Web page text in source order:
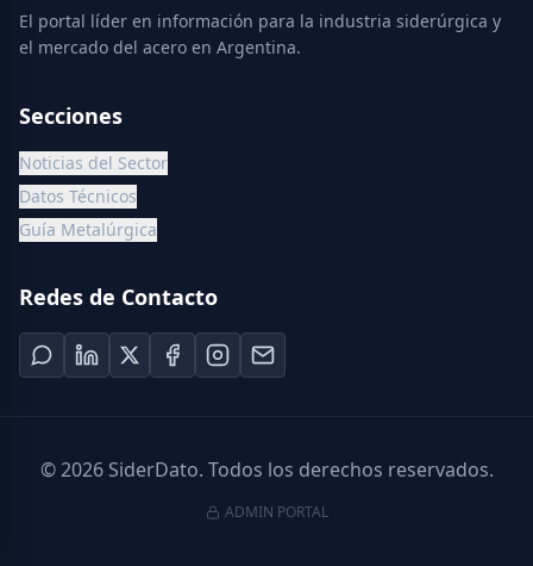
El portal líder en información para la industria siderúrgica y
el mercado del acero en Argentina.
Secciones
Noticias del Sector
Datos Técnicos
Guía Metalúrgica
Redes de Contacto
©2026SiderDato. Todos los derechos reservados.
ADMIN PORTAL